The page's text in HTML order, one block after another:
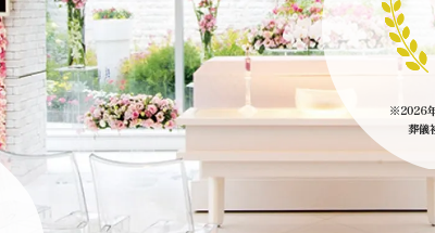
江別市 千歳市 恵庭市
北広島市
石狩市